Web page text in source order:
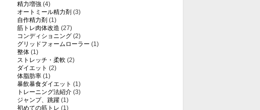
精力増強 (4)
オートミール精力剤 (3)
自作精力剤 (1)
筋トレ肉体改造 (27)
コンディショニング (2)
グリッドフォームローラー (1)
整体 (1)
ストレッチ・柔軟 (2)
ダイエット (2)
体脂肪率 (1)
暴飲暴食ダイエット (1)
トレーニング法紹介 (3)
ジャンプ、跳躍 (1)
初めての筋トレ (1)